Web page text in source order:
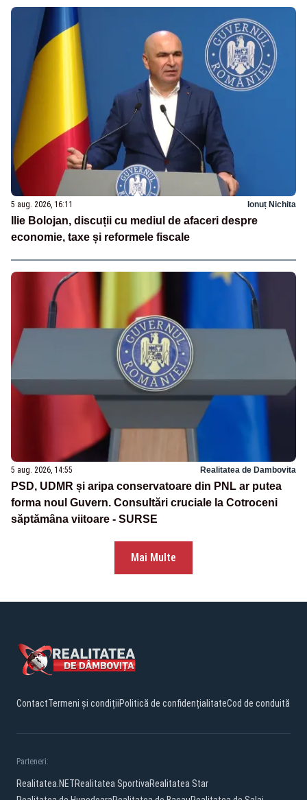
5 aug. 2026, 16:11 Ionuț Nichita
Ilie Bolojan, discuții cu mediul de afaceri despre
economie, taxe și reformele fiscale
5 aug. 2026, 14:55 Realitatea de Dambovita
PSD, UDMR și aripa conservatoare din PNL ar putea
forma noul Guvern. Consultări cruciale la Cotroceni
săptămâna viitoare - SURSE
Mai Multe
ContactTermeni și condițiiPolitică de confidențialitateCod de conduită
Parteneri:
Realitatea.NETRealitatea SportivaRealitatea Star